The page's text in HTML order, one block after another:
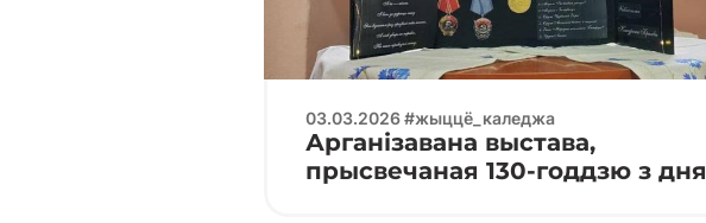
03.03.2026 #жыццё_каледжа
Арганізавана выстава,
прысвечаная 130-годдзю з дня